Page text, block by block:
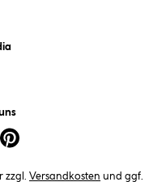
zzgl. Versandkosten und ggf.